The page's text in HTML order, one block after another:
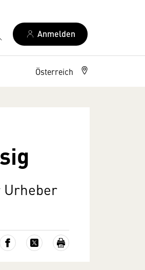
Anmelden
Österreich
Urheber